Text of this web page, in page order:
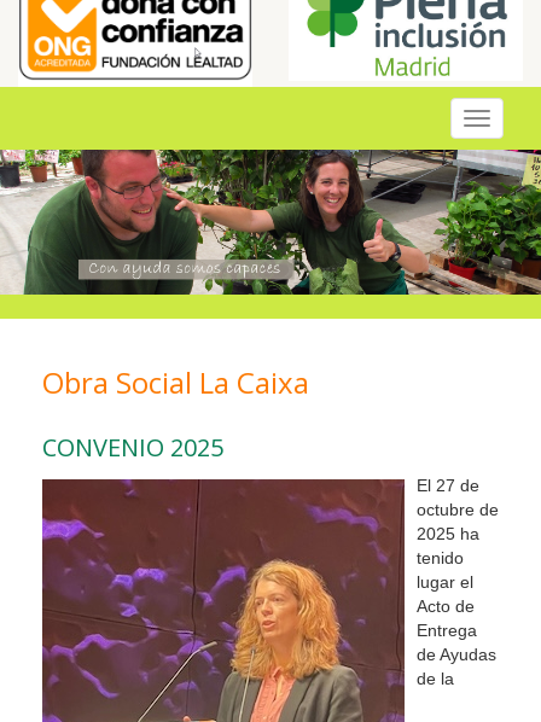
Toggle
Obra Social La Caixa
CONVENIO 2025
El 27 de
octubre de
2025 ha
tenido
lugar el
Acto de
Entrega
de Ayudas
de la